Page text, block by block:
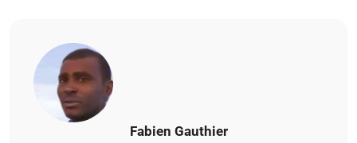
Fabien Gauthier